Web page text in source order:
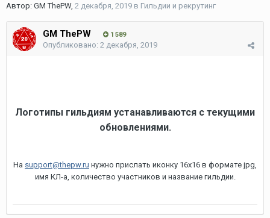
Автор: GM ThePW, 2 декабря, 2019 в Гильдии и рекрутинг
GM ThePW 1 589
Опубликовано: 2 декабря, 2019
Логотипы гильдиям устанавливаются с текущими
обновлениями.
На support@thepw.ru нужно прислать иконку 16х16 в формате jpg,
имя КЛ-а, количество участников и название гильдии.